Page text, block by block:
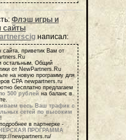
Флэш игры и
написал:
сайта, приветик Вам от
остальным, Общий
от NewPartners.Ru
на новую программу для
СРА newpartners.ru
бесплатно предлагаем
500 рублей на баланс в
весь Ваш трафик с
сетей по высоким
!
в партнерке -
ПРОГРАММА
newpartners.ru/